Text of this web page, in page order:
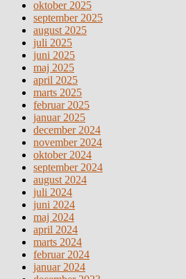
oktober 2025
september 2025
august 2025
juli 2025
juni 2025
maj 2025
april 2025
marts 2025
februar 2025
januar 2025
december 2024
november 2024
oktober 2024
september 2024
august 2024
juli 2024
juni 2024
maj 2024
april 2024
marts 2024
februar 2024
januar 2024